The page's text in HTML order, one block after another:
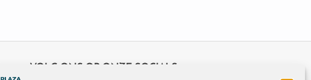
VOLG ONS OP ONZE SOCIALS